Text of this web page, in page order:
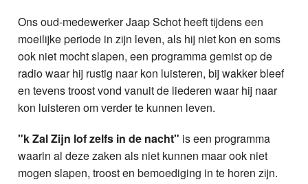
Ons oud-medewerker Jaap Schot heeft tijdens een
moeilijke periode in zijn leven, als hij niet kon en soms
ook niet mocht slapen, een programma gemist op de
radio waar hij rustig naar kon luisteren, bij wakker bleef
en tevens troost vond vanuit de liederen waar hij naar
kon luisteren om verder te kunnen leven.
"k Zal Zijn lof zelfs in de nacht" is een programma
waarin al deze zaken als niet kunnen maar ook niet
mogen slapen, troost en bemoediging in te horen zijn.